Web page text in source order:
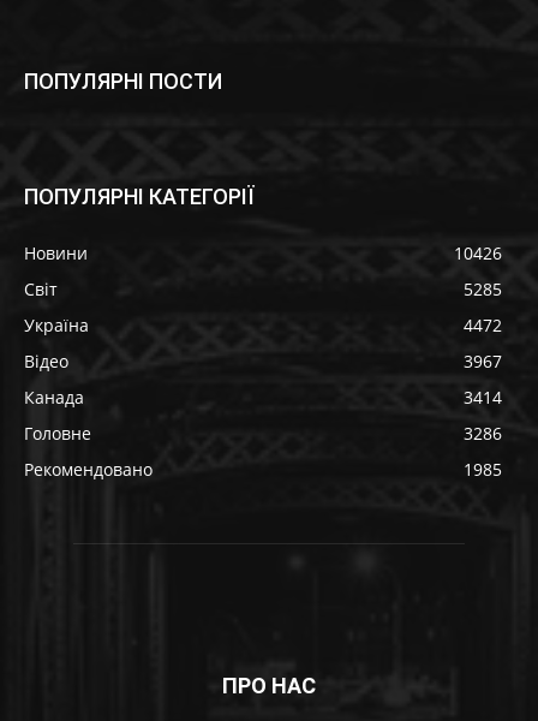
ПОПУЛЯРНІ ПОСТИ
ПОПУЛЯРНІ КАТЕГОРІЇ
Новини
10426
Світ
5285
Україна
4472
Відео
3967
Канада
3414
Головне
3286
Рекомендовано
1985
ПРО НАС